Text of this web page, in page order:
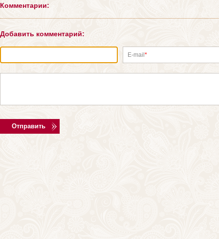
Комментарии:
Добавить комментарий:
E-mail *